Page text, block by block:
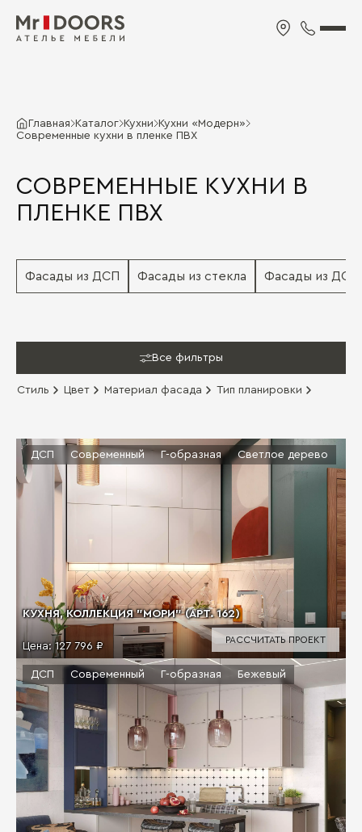
Главная Каталог Кухни
Кухни «Модерн»
Современные кухни в пленке ПВХ
СОВРЕМЕННЫЕ КУХНИ В
ПЛЕНКЕ ПВХ
Фасады из ДСП Фасады из стекла Фасады из ДСП
Все фильтры
Стиль Цвет Материал фасада Тип планировки
КУХНЯ, КОЛЛЕКЦИЯ "МОРИ" (АРТ. 162)
Цена:127 796 ₽
ДСП Современный Г-образная Светлое дерево
РАССЧИТАТЬ ПРОЕКТ
ДСП Современный Г-образная Бежевый